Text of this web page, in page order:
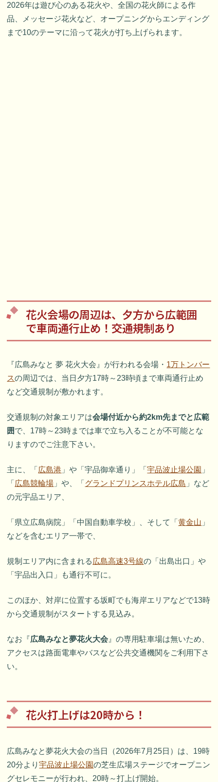
2026年は遊び心のある花火や、全国の花火師による作
品、メッセージ花火など、オープニングからエンディング
まで10のテーマに沿って花火が打ち上げられます。
花火会場の周辺は、夕方から広範囲
で車両通行止め！交通規制あり
『広島みなと 夢 花火大会』が行われる会場・ 1万トンバー
スの周辺では、当日夕方17時～23時頃まで車両通行止め
など交通規制が敷かれます。
交通規制の対象エリアは会場付近から約2km先までと広範
囲で、17時～23時までは車で立ち入ることが不可能とな
りますのでご注意下さい。
主に、「 広島港 」や「宇品御幸通り」「宇品波止場公園 」
「 広島競輪場 」や、「 グランドプリンスホテル広島 」など
の元宇品エリア、
「県立広島病院」「中国自動車学校」、そして「黄金山 」
などを含むエリア一帯で、
規制エリア内に含まれる 広島高速3号線の「出島出口」や
「宇品出入口」も通行不可に。
このほか、対岸に位置する坂町でも海岸エリアなどで13時
から交通規制がスタートする見込み。
なお『広島みなと夢花火大会 』の専用駐車場は無いため、
アクセスは路面電車やバスなど公共交通機関をご利用下さ
い。
花火打上げは20時から！
広島みなと夢花火大会の当日（2026年7月25日）は、19時
20分より宇品波止場公園の芝生広場ステージでオープニン
グセレモニーが行われ、20時～打上げ開始。